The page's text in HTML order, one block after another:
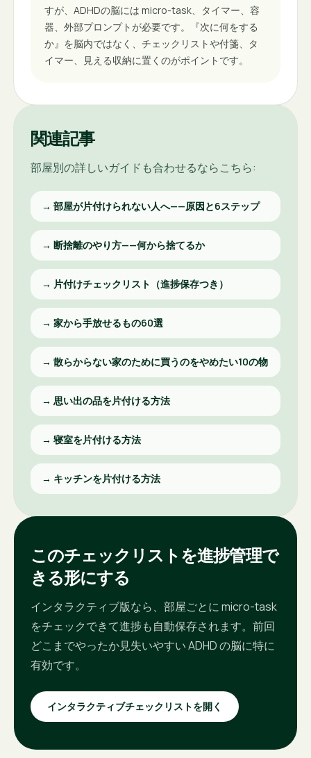
すが、ADHDの脳には micro-task、タイマー、容
器、外部プロンプトが必要です。『次に何をする
か』を脳内ではなく、チェックリストや付箋、タ
イマー、見える収納に置くのがポイントです。
関連記事
部屋別の詳しいガイドも合わせるならこちら:
→ 部屋が片付けられない人へ——原因と6ステップ
→ 断捨離のやり方——何から捨てるか
→ 片付けチェックリスト（進捗保存つき）
→ 家から手放せるもの60選
→ 散らからない家のために買うのをやめたい10の物
→ 思い出の品を片付ける方法
→ 寝室を片付ける方法
→ キッチンを片付ける方法
このチェックリストを進捗管理で
きる形にする
インタラクティブ版なら、部屋ごとに micro-task
をチェックできて進捗も自動保存されます。前回
どこまでやったか見失いやすい ADHD の脳に特に
有効です。
インタラクティブチェックリストを開く